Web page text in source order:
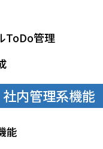
ToDo管理
社内管理系機能
能